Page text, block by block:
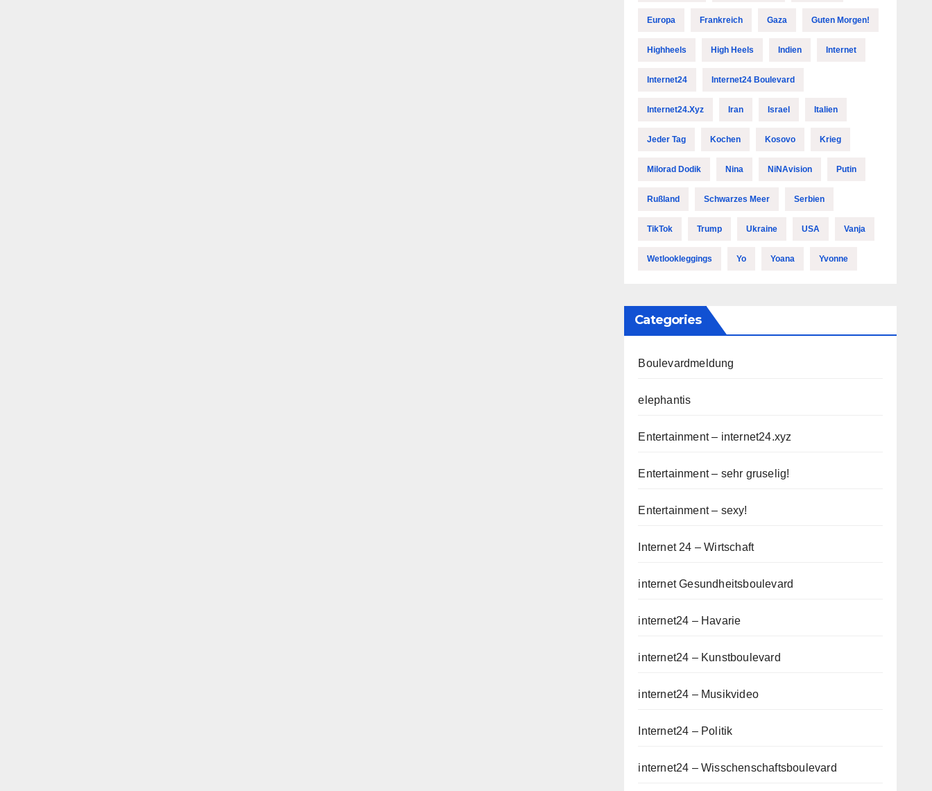
Europa Frankreich Gaza Guten Morgen!
Highheels High Heels Indien Internet
Internet24 Internet24 Boulevard
Internet24.xyz Iran Israel Italien
Jeder Tag Kochen Kosovo Krieg
Milorad Dodik Nina NiNAvision Putin
Rußland Schwarzes Meer Serbien
TikTok Trump Ukraine USA Vanja
Wetlookleggings Yo Yoana Yvonne
Categories
Boulevardmeldung
elephantis
Entertainment – internet24.xyz
Entertainment – sehr gruselig!
Entertainment – sexy!
Internet 24 – Wirtschaft
internet Gesundheitsboulevard
internet24 – Havarie
internet24 – Kunstboulevard
internet24 – Musikvideo
Internet24 – Politik
internet24 – Wisschenschaftsboulevard